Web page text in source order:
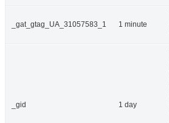
_gat_gtag_UA_31057583_1 1 minute
_gid 1 day